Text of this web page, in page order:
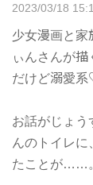
2023/03/18
少女漫画と家
ぃんさんが
だけど溺愛系
お話がじょう
んのトイレに
たことが……